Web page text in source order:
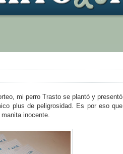
mi perro Trasto se plantó y presentó
plus de peligrosidad. Es por eso que
inocente.